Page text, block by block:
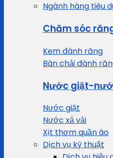
Ngành hàng tiêu
Chăm sóc
Kem đánh răng
Bàn chải đánh
Nước giặt-
Nước giặt
Nước xả vải
Xịt thơm quần áo
Dịch vụ kỹ thuật